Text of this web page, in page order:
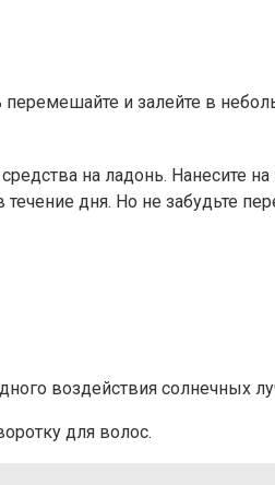
и залейте в
на ладонь. Нанесите
дня. Но не забудьте
воздействия солнечных
для волос.